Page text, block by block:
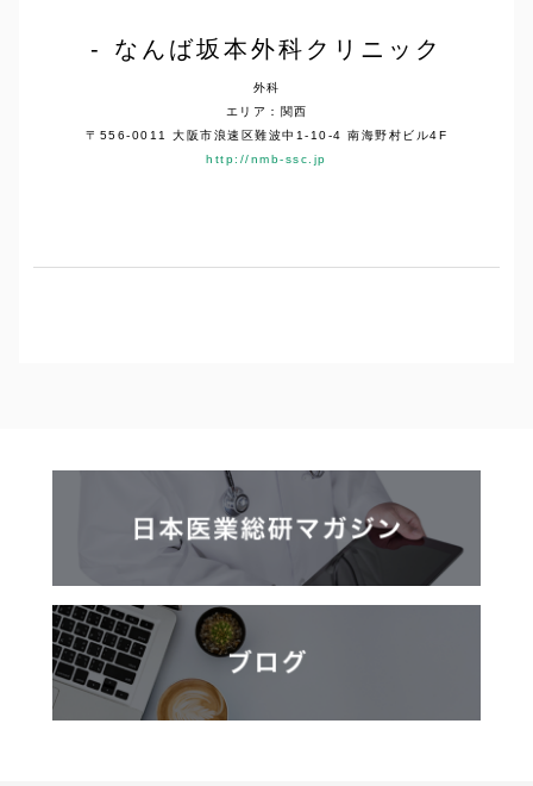
なんば坂本外科クリニック
外科
エリア：関西
〒556-0011 大阪市浪速区難波中1-10-4 南海野村ビル4F
http://nmb-ssc.jp